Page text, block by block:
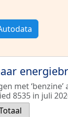
met
8535 in juli